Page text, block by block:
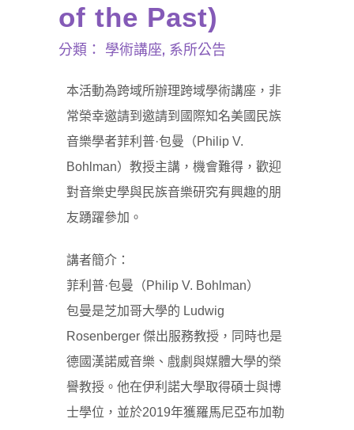
of the Past)
分類： 學術講座, 系所公告
本活動為跨域所辦理跨域學術講座，非
常榮幸邀請到邀請到國際知名美國民族
音樂學者菲利普·包曼（Philip V.
Bohlman）教授主講，機會難得，歡迎
對音樂史學與民族音樂研究有興趣的朋
友踴躍參加。
講者簡介：
菲利普·包曼（Philip V. Bohlman）
包曼是芝加哥大學的 Ludwig
Rosenberger 傑出服務教授，同時也是
德國漢諾威音樂、戲劇與媒體大學的榮
譽教授。他在伊利諾大學取得碩士與博
士學位，並於2019年獲羅馬尼亞布加勒